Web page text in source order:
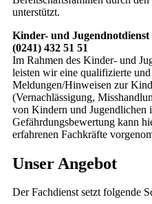
unterstützt.
Kinder- und
(0241) 432 51 51
Im Rahmen des Kinder- und
leisten wir eine qualifizierte
Meldungen/Hinweisen zur
(Vernachlässigung,
von Kindern und Jugendlichen
Gefährdungsbewertung kann
erfahrenen Fachkräfte
Unser Angebot
Der Fachdienst setzt folgende